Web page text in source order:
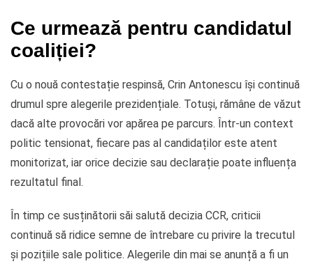
Ce urmează pentru candidatul
coaliției?
Cu o nouă contestație respinsă, Crin Antonescu își continuă
drumul spre alegerile prezidențiale. Totuși, rămâne de văzut
dacă alte provocări vor apărea pe parcurs. Într-un context
politic tensionat, fiecare pas al candidaților este atent
monitorizat, iar orice decizie sau declarație poate influența
rezultatul final.
În timp ce susținătorii săi salută decizia CCR, criticii
continuă să ridice semne de întrebare cu privire la trecutul
și pozițiile sale politice. Alegerile din mai se anunță a fi un